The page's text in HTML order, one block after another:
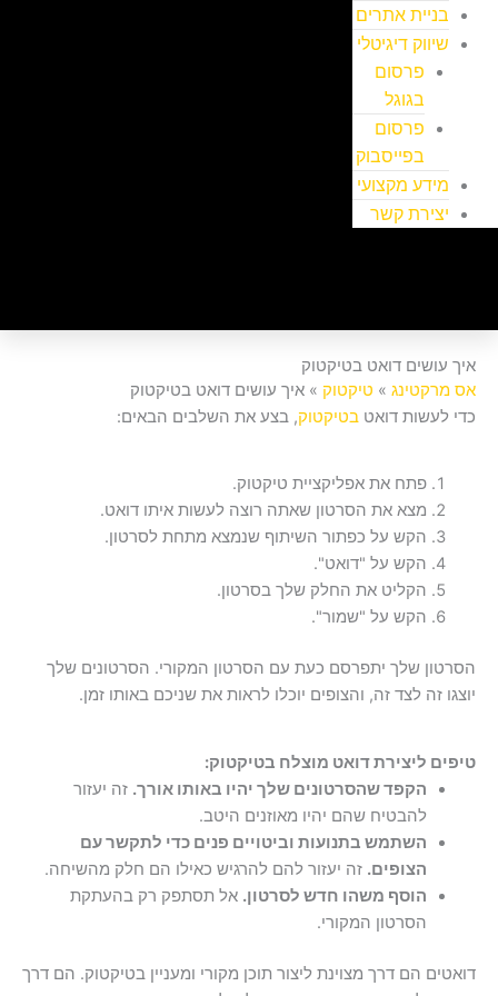
בניית אתרים
שיווק דיגיטלי
פרסום
בגוגל
פרסום
בפייסבוק
מידע מקצועי
יצירת קשר
איך עושים דואט בטיקטוק
אס מרקטינג » טיקטוק » איך עושים דואט בטיקטוק
כדי לעשות דואט בטיקטוק, בצע את השלבים הבאים:
פתח את אפליקציית טיקטוק.
מצא את הסרטון שאתה רוצה לעשות איתו דואט.
הקש על כפתור השיתוף שנמצא מתחת לסרטון.
הקש על "דואט".
הקליט את החלק שלך בסרטון.
הקש על "שמור".
הסרטון שלך יתפרסם כעת עם הסרטון המקורי. הסרטונים שלך
יוצגו זה לצד זה, והצופים יוכלו לראות את שניכם באותו זמן.
טיפים ליצירת דואט מוצלח בטיקטוק:
הקפד שהסרטונים שלך יהיו באותו אורך. זה יעזור
להבטיח שהם יהיו מאוזנים היטב.
השתמש בתנועות וביטויים פנים כדי לתקשר עם
הצופים. זה יעזור להם להרגיש כאילו הם חלק מהשיחה.
הוסף משהו חדש לסרטון. אל תסתפק רק בהעתקת
הסרטון המקורי.
דואטים הם דרך מצוינת ליצור תוכן מקורי ומעניין בטיקטוק. הם דרך